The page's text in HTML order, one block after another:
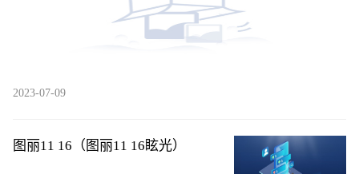
2023-07-09
图丽11 16（图丽11 16眩光）